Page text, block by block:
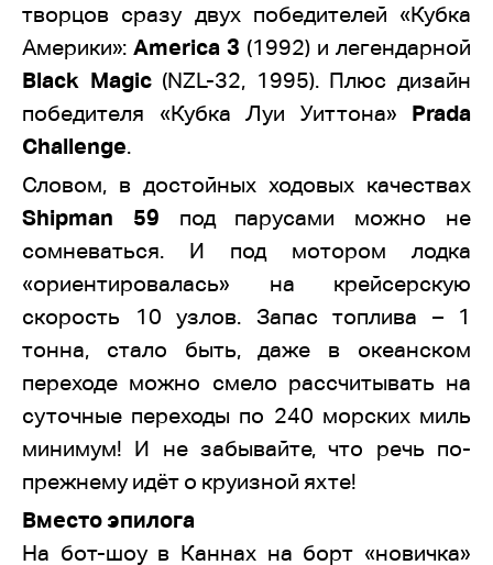
творцов сразу двух победителей «Кубка
Америки»: America 3 (1992) и легендарной
Black Magic(NZL-32, 1995). Плюс дизайн
победителя «Кубка Луи Уиттона» Prada
Challenge.
Словом, в достойных ходовых качествах
Shipman 59 под парусами можно не
сомневаться. И под мотором лодка
«ориентировалась» на крейсерскую
скорость 10 узлов. Запас топлива – 1
тонна, стало быть, даже в океанском
переходе можно смело рассчитывать на
суточные переходы по 240 морских миль
минимум! И не забывайте, что речь по-
прежнему идёт о круизной яхте!
Вместо эпилога
На бот-шоу в Каннах на борт «новичка»